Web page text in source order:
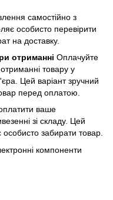
самостійно з
особисто перевірити
на доставку.
отриманні Оплачуйте
товару у
Цей варіант зручний
перед оплатою.
ваше
зі складу. Цей
особисто забирати товар.
компоненти